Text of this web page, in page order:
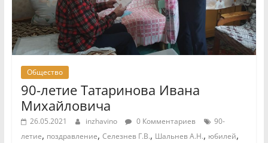
Общество
90-летие Татаринова Ивана
Михайловича
26.05.2021 inzhavino 0 Комментариев
90-
летие, поздравление, Селезнев Г.В., Шальнев А.Н., юбилей,